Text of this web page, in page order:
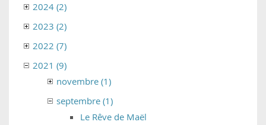
2024 (2)
2023 (2)
2022 (7)
2021 (9)
novembre (1)
septembre (1)
Le Rêve de Maël